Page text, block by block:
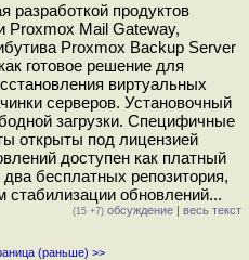
разработкой продуктов
Proxmox Mail Gateway,
Proxmox Backup Server
готовое решение для
виртуальных
серверов. Установочный
загрузки. Специфичные
открыты под лицензией
доступен как платный
бесплатных репозитория,
стабилизации обновлений...
(15 +7) обсуждение | весь текст
(раньше) >>